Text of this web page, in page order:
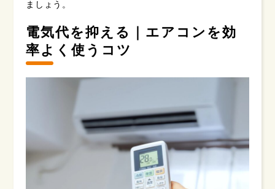
ましょう。
電気代を抑える｜エアコンを効
率よく使うコツ